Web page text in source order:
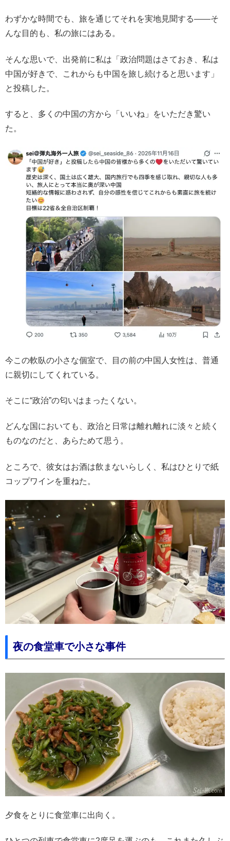
わずかな時間でも、旅を通じてそれを実地見聞する――そ
んな目的も、私の旅にはある。
そんな思いで、出発前に私は「政治問題はさておき、私は
中国が好きで、これからも中国を旅し続けると思います」
と投稿した。
すると、多くの中国の方から「いいね」をいただき驚い
た。
今この軟臥の小さな個室で、目の前の中国人女性は、普通
に親切にしてくれている。
そこに“政治”の匂いはまったくない。
どんな国においても、政治と日常は離れ離れに淡々と続く
ものなのだと、あらためて思う。
ところで、彼女はお酒は飲まないらしく、私はひとりで紙
コップワインを重ねた。
夜の食堂車で小さな事件
夕食をとりに食堂車に出向く。